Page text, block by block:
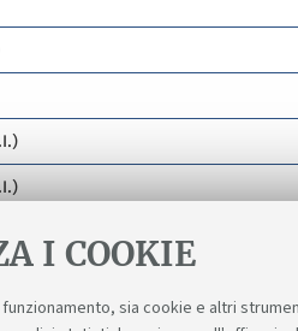
I COOKIE
sia cookie e altri